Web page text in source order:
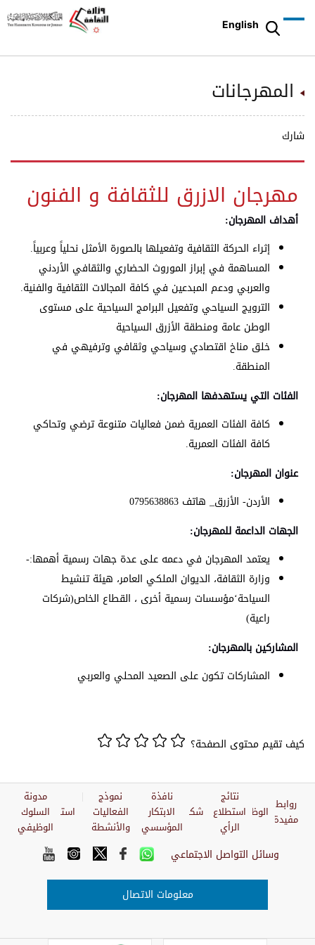
English
المهرجانات
شارك
مهرجان الازرق للثقافة و الفنون
أهداف المهرجان:
إثراء الحركة الثقافية وتفعيلها بالصورة الأمثل نحلياً وعربياً.
المساهمة في إبراز الموروث الحضاري والثقافي الأردني
والعربي ودعم المبدعين في كافة المجالات الثقافية والفنية.
الترويج السياحي وتفعيل البرامج السياحية على مستوى
الوطن عامة ومنطقة الأزرق السياحية
خلق مناخ اقتصادي وسياحي وثقافي وترفيهي في
المنطقة.
الفئات التي يستهدفها المهرجان:
كافة الفئات العمرية ضمن فعاليات متنوعة ترضي وتحاكي
كافة الفئات العمرية.
عنوان المهرجان:
الأردن- الأزرق_ هاتف 0795638863
الجهات الداعمة للمهرجان:
يعتمد المهرجان في دعمه على عدة جهات رسمية أهمها:-
وزارة الثقافة، الديوان الملكي العامر، هيئة تنشيط
السياحة‘مؤسسات رسمية أخرى ، القطاع الخاص(شركات
راعية)
المشاركين بالمهرجان:
المشاركات تكون على الصعيد المحلي والعربي
كيف تقيم محتوى الصفحة؟
روابط
مفيدة الوظائف
نتائج
استطلاع
الرأي
شكاوي
نافذة
الابتكار
المؤسسي
نموذج
الفعاليات
والأنشطة
استبيان
مدونة
السلوك
الوظيفي
وسائل التواصل الاجتماعي
معلومات الاتصال